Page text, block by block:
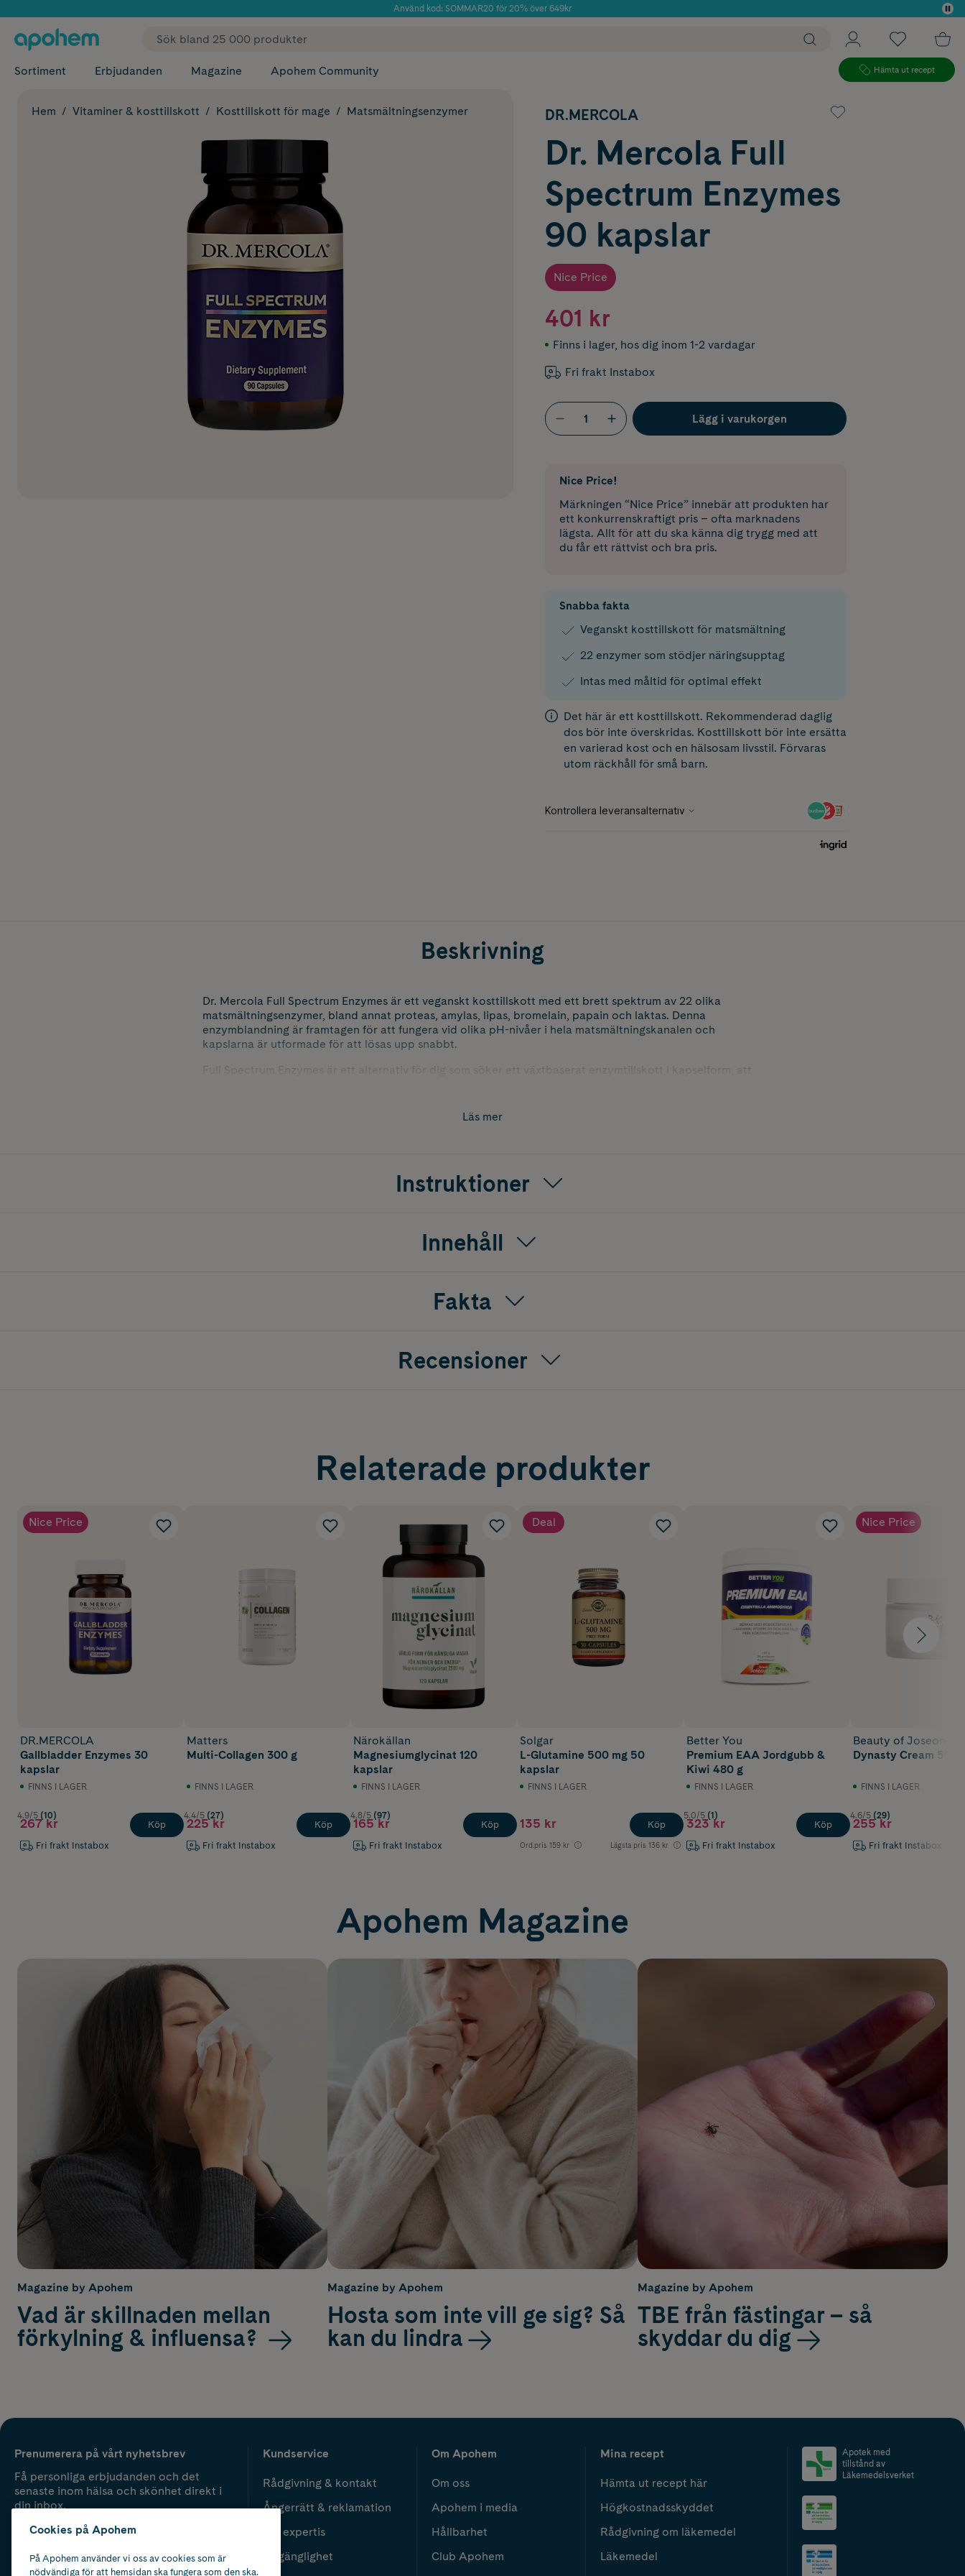
Använd kod: SOMMAR20 för 20% över 649kr
Sortiment Erbjudanden Magazine Apohem Community Hämta ut recept
Hem Vitaminer & kosttillskott Kosttillskott för mage Matsmältningsenzymer DR.MERCOLA
Dr. Mercola Full
Spectrum Enzymes
90 kapslar
Nice Price
401 kr
Finns i lager, hos dig inom 1-2 vardagar
Fri frakt Instabox
Lägg i varukorgen
Nice Price!
Märkningen “Nice Price” innebär att produkten har
ett konkurrenskraftigt pris – ofta marknadens
lägsta. Allt för att du ska känna dig trygg med att
du får ett rättvist och bra pris.
Snabba fakta
Veganskt kosttillskott för matsmältning
22 enzymer som stödjer näringsupptag
Intas med måltid för optimal effekt
Det här är ett kosttillskott. Rekommenderad daglig
dos bör inte överskridas. Kosttillskott bör inte ersätta
en varierad kost och en hälsosam livsstil. Förvaras
utom räckhåll för små barn.
Beskrivning
Dr. Mercola Full Spectrum Enzymes är ett veganskt kosttillskott med ett brett spektrum av 22 olika
matsmältningsenzymer, bland annat proteas, amylas, lipas, bromelain, papain och laktas. Denna
enzymblandning är framtagen för att fungera vid olika pH-nivåer i hela matsmältningskanalen och
kapslarna är utformade för att lösas upp snabbt.
Full Spectrum Enzymes är ett alternativ för dig som söker ett växtbaserat enzymtillskott i kapselform, att
Läs mer
Instruktioner
Innehåll
Fakta
Recensioner
Relaterade produkter
Nice Price
DR.MERCOLA
Gallbladder Enzymes 30
kapslar
FINNS I LAGER
4.9/5 (10)
267 kr
Fri frakt Instabox
Köp
Matters
Multi-Collagen 300 g
FINNS I LAGER
4.4/5 (27)
225 kr
Fri frakt Instabox
Köp
Närokällan
Magnesiumglycinat 120
kapslar
FINNS I LAGER
4.8/5 (97)
165 kr
Fri frakt Instabox
Köp
Deal
Solgar
L-Glutamine 500 mg 50
kapslar
FINNS I LAGER
135 kr
Ord.pris 159 kr Lägsta pris 136 kr
Köp
Better You
Premium EAA Jordgubb &
Kiwi 480 g
FINNS I LAGER
5.0/5 (1)
323 kr
Fri frakt Instabox
Köp
Nice Price
Beauty of Joseon
Dynasty Cream 50
FINNS I LAGER
4.6/5 (29)
255 kr
Fri frakt Instabox
Apohem Magazine
Magazine by Apohem
Vad är skillnaden mellan
förkylning & influensa?
Magazine by Apohem
Hosta som inte vill ge sig? Så
kan du lindra
Magazine by Apohem
TBE från fästingar – så
skyddar du dig
Prenumerera på vårt nyhetsbrev
Få personliga erbjudanden och det
senaste inom hälsa och skönhet direkt i
din inbox.
Kundservice
Rådgivning & kontakt
Ångerrätt & reklamation
Vår expertis
Tillgänglighet
Om Apohem
Om oss
Apohem i media
Hållbarhet
Club Apohem
Mina recept
Hämta ut recept här
Högkostnadsskyddet
Rådgivning om läkemedel
Läkemedel
Apotek med
tillstånd av
Läkemedelsverket
Cookies på Apohem
På Apohem använder vi oss av cookies som är
nödvändiga för att hemsidan ska fungera som den ska.